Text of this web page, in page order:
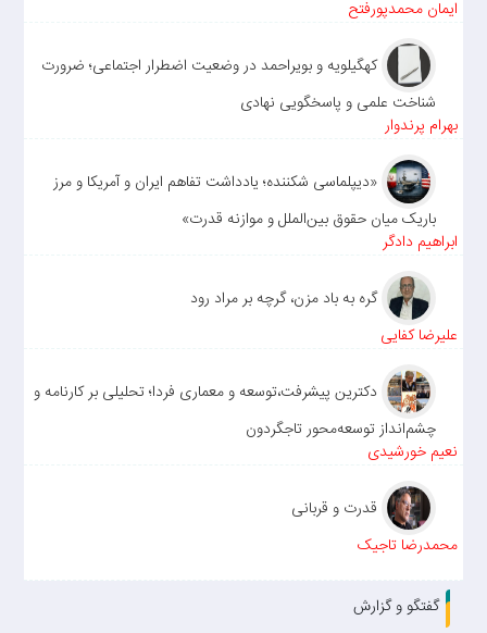
ایمان محمدپورفتح
کهگیلویه و بویراحمد در وضعیت اضطرار اجتماعی؛ ضرورت
شناخت علمی و پاسخگویی نهادی
بهرام پرندوار
«دیپلماسی شکننده؛ یادداشت تفاهم ایران و آمریکا و مرز
باریک میان حقوق بین‌الملل و موازنه قدرت»
ابراهیم دادگر
گره به باد مزن، گرچه بر مراد رود
علیرضا کفایی
دکترین پیشرفت،توسعه و معماری فردا؛ تحلیلی بر کارنامه و
چشم‌انداز توسعه‌محور تاجگردون
نعیم خورشیدی
قدرت و قربانی
محمدرضا تاجیک
گفتگو و گزارش